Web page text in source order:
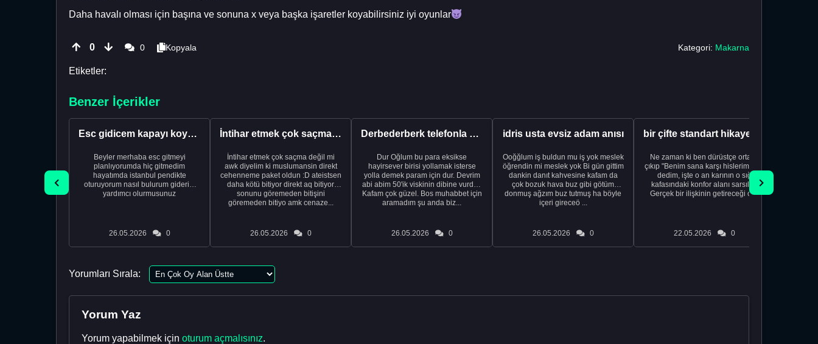
Daha havalı olması için başına ve sonuna x veya başka işaretler koyabilirsiniz iyi oyunlar
0 0 Kopyala Kategori: Makarna
Etiketler:
Benzer İçerikler
Esc gidicem kapayı koydum
Beyler merhaba esc gitmeyi
planlıyorumda hiç gitmedim
hayatımda istanbul pendikte
oturuyorum nasıl bulurum giderim
yardımcı olurmusunuz
26.05.2026 0
İntihar etmek çok saçma değil mi
İntihar etmek çok saçma değil mi
awk diyelim ki muslumansin direkt
cehenneme paket oldun :D ateistsen
daha kötü bitiyor direkt aq bitiyor
sonunu göremeden bitişini
göremeden bitiyo amk cenaze...
26.05.2026 0
Derbederberk telefonla konuşuyor aşık oluyor
Dur Oğlum bu para eksikse
hayirsever birisi yollamak isterse
yolla demek param için dur. Devrim
abi abim 50'ik viskinin dibine vurdun
Kafam çok güzel. Bos muhabbet için
aramadım şu anda biz...
26.05.2026 0
idris usta evsiz adam anısı
Ooğğlum iş buldun mu iş yok meslek
öğrendin mi meslek yok Bi gün gittim
dankin danıt kahvesine kafam da
çok bozuk hava buz gibi götüm
donmuş ağzım buz tutmuş ha böyle
içeri gireceö ...
26.05.2026 0
Ne zaman ki ben dürüstçe ortaya
çıkıp "Benim sana karşı hislerim var"
dedim, işte o an karının o sığ
kafasındaki konfor alanı sarsıldı.
Gerçek bir ilişkinin getireceği o ...
22.05.2026 0
Yorumları Sırala:
Yorum Yaz
Yorum yapabilmek için oturum açmalısınız.